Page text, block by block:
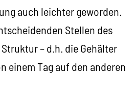
auch leichter geworden.
Stellen des
– d.h. die Gehälter
einem Tag auf den anderen